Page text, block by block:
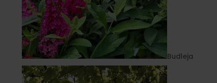
Budleja